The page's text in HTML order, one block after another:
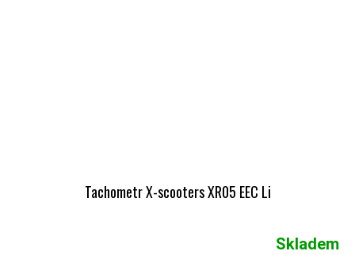
Tachometr X-scooters XR05 EEC Li
Skladem